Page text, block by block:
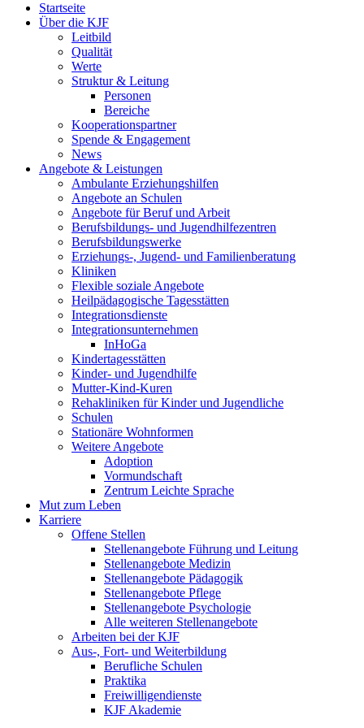
Startseite
Über die KJF
Leitbild
Qualität
Werte
Struktur & Leitung
Personen
Bereiche
Kooperationspartner
Spende & Engagement
News
Angebote & Leistungen
Ambulante Erziehungshilfen
Angebote an Schulen
Angebote für Beruf und Arbeit
Berufsbildungs- und Jugendhilfezentren
Berufsbildungswerke
Erziehungs-, Jugend- und Familienberatung
Kliniken
Flexible soziale Angebote
Heilpädagogische Tagesstätten
Integrationsdienste
Integrationsunternehmen
InHoGa
Kindertagesstätten
Kinder- und Jugendhilfe
Mutter-Kind-Kuren
Rehakliniken für Kinder und Jugendliche
Schulen
Stationäre Wohnformen
Weitere Angebote
Adoption
Vormundschaft
Zentrum Leichte Sprache
Mut zum Leben
Karriere
Offene Stellen
Stellenangebote Führung und Leitung
Stellenangebote Medizin
Stellenangebote Pädagogik
Stellenangebote Pflege
Stellenangebote Psychologie
Alle weiteren Stellenangebote
Arbeiten bei der KJF
Aus-, Fort- und Weiterbildung
Berufliche Schulen
Praktika
Freiwilligendienste
KJF Akademie